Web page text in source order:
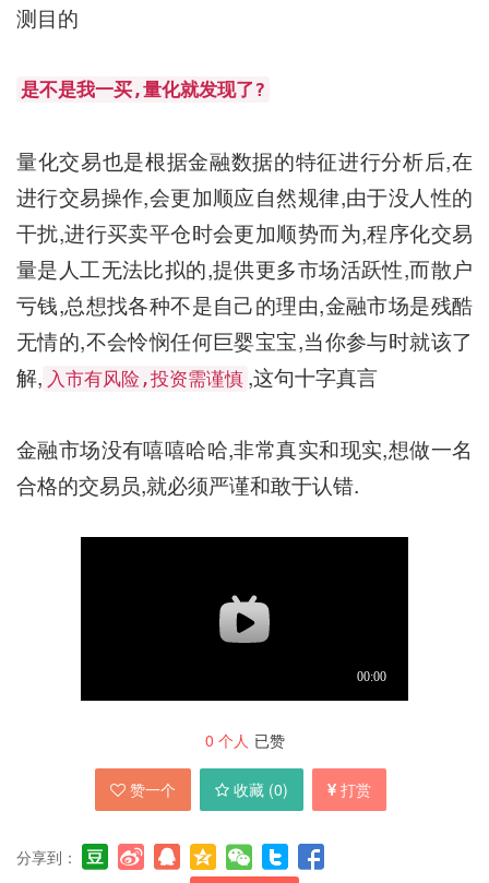
测目的
是不是我一买,量化就发现了?
量化交易也是根据金融数据的特征进行分析后,在
进行交易操作,会更加顺应自然规律,由于没人性的
干扰,进行买卖平仓时会更加顺势而为,程序化交易
量是人工无法比拟的,提供更多市场活跃性,而散户
亏钱,总想找各种不是自己的理由,金融市场是残酷
无情的,不会怜悯任何巨婴宝宝,当你参与时就该了
解, 入市有风险,投资需谨慎 ,这句十字真言
金融市场没有嘻嘻哈哈,非常真实和现实,想做一名
合格的交易员,就必须严谨和敢于认错.
0 个人 已赞
赞一个 收藏 (0) 打赏
分享到：